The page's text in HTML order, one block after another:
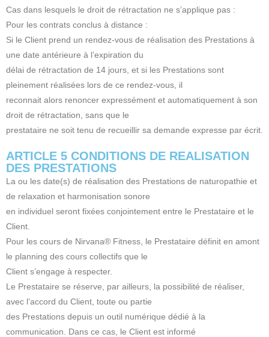
Cas dans lesquels le droit de rétractation ne s’applique pas :
Pour les contrats conclus à distance :
Si le Client prend un rendez-vous de réalisation des Prestations à
une date antérieure à l’expiration du
délai de rétractation de 14 jours, et si les Prestations sont
pleinement réalisées lors de ce rendez-vous, il
reconnait alors renoncer expressément et automatiquement à son
droit de rétractation, sans que le
prestataire ne soit tenu de recueillir sa demande expresse par écrit.
ARTICLE 5 CONDITIONS DE REALISATION
DES PRESTATIONS
La ou les date(s) de réalisation des Prestations de naturopathie et
de relaxation et harmonisation sonore
en individuel seront fixées conjointement entre le Prestataire et le
Client.
Pour les cours de Nirvana® Fitness, le Prestataire définit en amont
le planning des cours collectifs que le
Client s’engage à respecter.
Le Prestataire se réserve, par ailleurs, la possibilité de réaliser,
avec l’accord du Client, toute ou partie
des Prestations depuis un outil numérique dédié à la
communication. Dans ce cas, le Client est informé